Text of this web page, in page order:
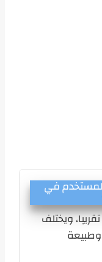
في
بين 2 حتى 5 سم تقريبا، ويختلف